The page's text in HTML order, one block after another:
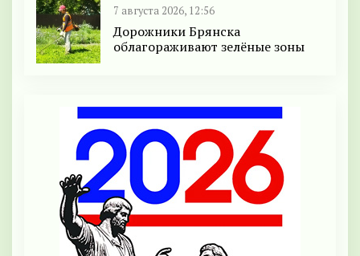
7 августа 2026, 12:56
Дорожники Брянска
облагораживают зелёные зоны